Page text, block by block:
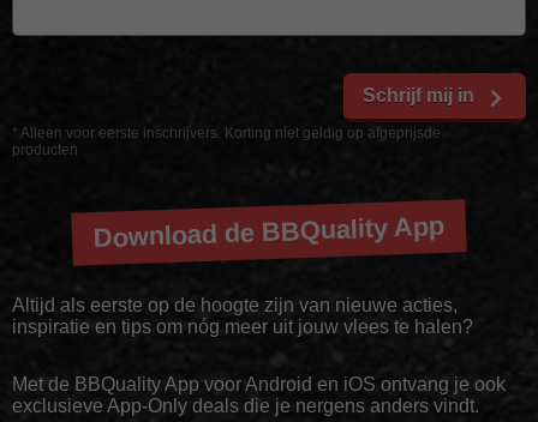
* Alleen voor eerste inschrijvers. Korting niet geldig op afgeprijsde
producten
Schrijf mij in
Download de BBQuality App
Altijd als eerste op de hoogte zijn van nieuwe acties,
inspiratie en tips om nóg meer uit jouw vlees te halen?
Met de BBQuality App voor Android en iOS ontvang je ook
exclusieve App-Only deals die je nergens anders vindt.